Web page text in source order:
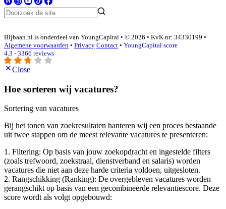
Bijbaan.nl is onderdeel van YoungCapital • © 2026 • KvK nr: 34330199 •
Algemene voorwaarden • Privacy Contact • YoungCapital score
4.3 - 3366 reviews
Close
Hoe sorteren wij vacatures?
Sortering van vacatures
Bij het tonen van zoekresultaten hanteren wij een proces bestaande
uit twee stappen om de meest relevante vacatures te presenteren:
1. Filtering: Op basis van jouw zoekopdracht en ingestelde filters
(zoals trefwoord, zoekstraal, dienstverband en salaris) worden
vacatures die niet aan deze harde criteria voldoen, uitgesloten.
2. Rangschikking (Ranking): De overgebleven vacatures worden
gerangschikt op basis van een gecombineerde relevantiescore. Deze
score wordt als volgt opgebouwd: